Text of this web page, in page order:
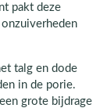
pakt deze
talg en dode
in de porie.
grote bijdrage